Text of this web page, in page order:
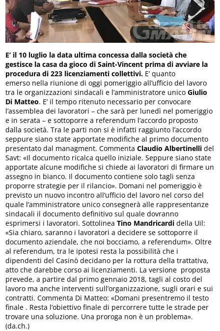
E’ il 10 luglio la data ultima concessa dalla società che
gestisce la casa da gioco di Saint-Vincent prima di avviare la
procedura di 223 licenziamenti collettivi. E’ quanto
emerso nella riunione di oggi pomeriggio all’ufficio del lavoro
tra le organizzazioni sindacali e l’amministratore unicoGiulio
Di Matteo. E’ il tempo ritenuto necessario per convocare
l’assemblea dei lavoratori – che sarà per lunedì nel pomeriggio
e in serata – e sottoporre a referendum l’accordo proposto
dalla società. Tra le parti non si è infatti raggiunto l’accordo
seppure siano state apportate modifiche al primo documento
presentato dal managment. CommentaClaudio Albertinelli del
Savt: «Il documento ricalca quello iniziale. Seppure siano state
apportate alcune modifiche si chiede ai lavoratori di firmare un
assegno in bianco. Il documento contiene solo tagli senza
proporre strategie per il rilancio». Domani nel pomeriggio è
previsto un nuovo incontro all’ufficio del lavoro nel corso del
quale l’amministratore unico consegnerà alle rappresentanze
sindacali il documento definitivo sul quale dovranno
esprimersi i lavoratori. Sottolinea Tino Mandricardi della Uil:
«Sia chiaro, saranno i lavoratori a decidere se sottoporre il
documento aziendale, che noi bocciamo, a referendum». Oltre
al referendum, tra le ipotesi resta la possibilità che i
dipendenti del Casinò decidano per la rottura della trattativa,
atto che darebbe corso ai licenziamenti. La versione proposta
prevede, a partire dal primo gennaio 2018, tagli al costo del
lavoro ma anche interventi sull’organizzazione, sugli orari e sui
contratti. Commenta Di Matteo: «Domani presentremo il testo
finale . Resta l’obiettivo finale di percorrere tutte le strade per
trovare una soluzione. Una proroga non è un problema».
(da.ch.)